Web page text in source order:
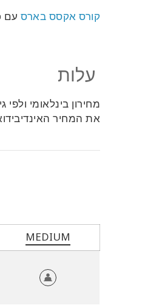
קורס אקסס בארס עם
עלות
מחירון בינלאומי ולפי
את המחיר
MEDIUM